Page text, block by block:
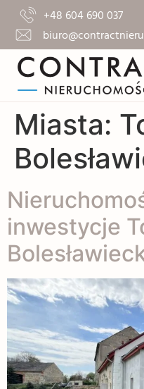
+48 604 690 037
Miasta:
inwestycje